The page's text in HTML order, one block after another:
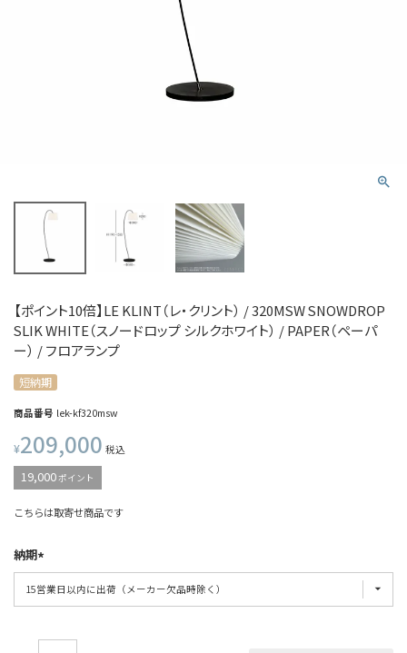
【ポイント10倍】LE KLINT（レ・クリント） / 320MSW SNOWDROP
SLIK WHITE（スノードロップ シルクホワイト） / PAPER（ペーパ
ー） / フロアランプ
短納期
商品番号 lek-kf320msw
¥209,000 税込
19,000ポイント
こちらは取寄せ商品です
納期